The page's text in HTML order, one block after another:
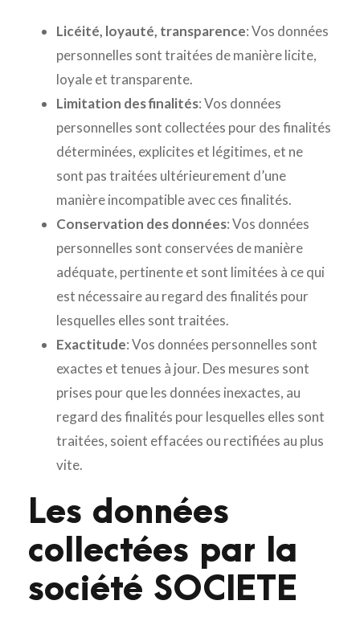
Licéité, loyauté, transparence: Vos données
personnelles sont traitées de manière licite,
loyale et transparente.
Limitation des finalités: Vos données
personnelles sont collectées pour des finalités
déterminées, explicites et légitimes, et ne
sont pas traitées ultérieurement d’une
manière incompatible avec ces finalités.
Conservation des données: Vos données
personnelles sont conservées de manière
adéquate, pertinente et sont limitées à ce qui
est nécessaire au regard des finalités pour
lesquelles elles sont traitées.
Exactitude: Vos données personnelles sont
exactes et tenues à jour. Des mesures sont
prises pour que les données inexactes, au
regard des finalités pour lesquelles elles sont
traitées, soient effacées ou rectifiées au plus
vite.
Les données
collectées par la
société SOCIETE